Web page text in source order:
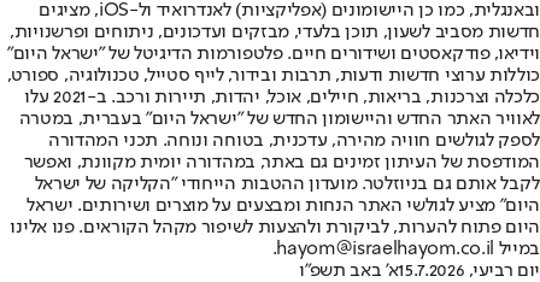
ובאנגלית, כמו כן היישומונים (אפליקציות) לאנדרואיד ול-iOS, מציגים
חדשות מסביב לשעון, תוכן בלעדי, מבזקים ועדכונים, ניתוחים ופרשנויות,
וידיאו, פודקאסטים ושידורים חיים. פלטפורמות הדיגיטל של "ישראל היום"
כוללות ערוצי חדשות ודעות, תרבות ובידור, לייף סטייל, טכנולוגיה, ספורט,
כלכלה וצרכנות, בריאות, חיילים, אוכל, יהדות, תיירות ורכב. ב-2021 עלו
לאוויר האתר החדש והיישומון החדש של "ישראל היום" בעברית, במטרה
לספק לגולשים חוויה מהירה, עדכנית, בטוחה ונוחה. תכני המהדורה
המודפסת של העיתון זמינים גם באתר, במהדורה יומית מקוונת, ואפשר
לקבל אותם גם בניוזלטר. מועדון ההטבות הייחודי "הקליקה של ישראל
היום" מציע לגולשי האתר הנחות ומבצעים על מוצרים ושירותים. ישראל
היום פתוח להערות, לביקורת ולהצעות לשיפור מקהל הקוראים. פנו אלינו
במייל hayom@israelhayom.co.il.
יום רביעי, 15.7.2026
א' באב תשפ"ו